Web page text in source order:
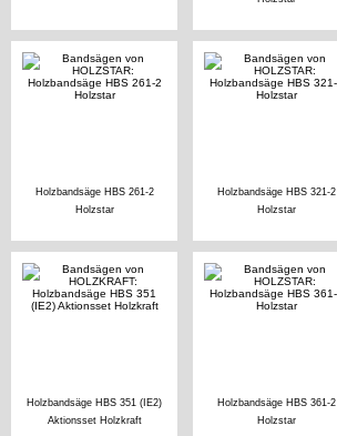
Holzbandsäge HBS 261-2
Holzstar
Holzbandsäge HBS 321-2
Holzstar
Holzbandsäge HBS 351 (IE2)
Aktionsset Holzkraft
Holzbandsäge HBS 361-2
Holzstar